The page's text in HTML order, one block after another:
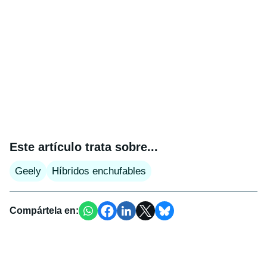
Este artículo trata sobre...
Geely Híbridos enchufables
Compártela en: